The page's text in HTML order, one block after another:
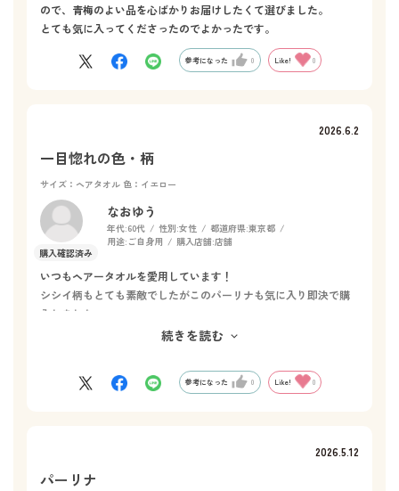
ので、青梅のよい品を心ばかりお届けしたくて選びました。
とても気に入ってくださったのでよかったです。
参考になった 0 Like! 0
2026.6.2
一目惚れの色・柄
サイズ：ヘアタオル 色：イエロー
なおゆう
年代:60代 性別:女性 都道府県:東京都
用途: ご自身用 購入店舗:店舗
いつもヘアータオルを愛用しています！
シシイ柄もとても素敵でしたがこのパーリナも気に入り即決で購
入しました。
同柄のミニバスタオルもあれば気分が上がるのに…ぜひ新柄発売
続きを読む
参考になった 0 Like! 0
2026.5.12
パーリナ